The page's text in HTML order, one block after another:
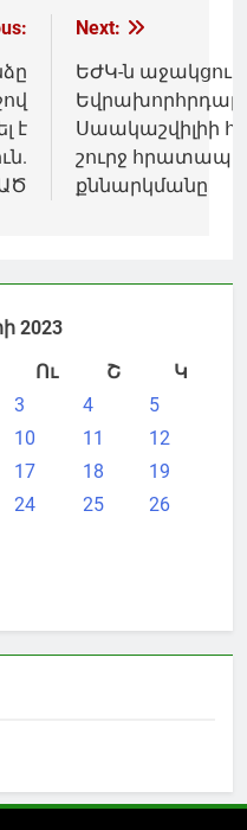
է
Next:
ԵԺԿ-ն աջակցում
Սաակաշվիլիի
շուրջ հրատապ
քննարկմանը
2023
Ու Շ
Կ
3 4
5
10 11
12
17 18
19
24 25
26